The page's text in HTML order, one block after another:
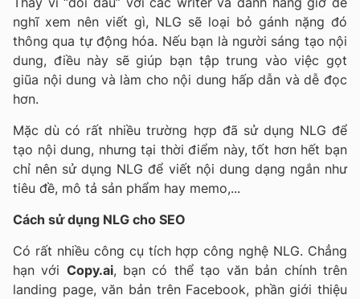
nghĩ xem nên viết gì, NLG sẽ loại bỏ gánh nặng đó
thông qua tự động hóa. Nếu bạn là người sáng tạo nội
dung, điều này sẽ giúp bạn tập trung vào việc gọt
giũa nội dung và làm cho nội dung hấp dẫn và dễ đọc
hơn.
Mặc dù có rất nhiều trường hợp đã sử dụng NLG để
tạo nội dung, nhưng tại thời điểm này, tốt hơn hết bạn
chỉ nên sử dụng NLG để viết nội dung dạng ngắn như
tiêu đề, mô tả sản phẩm hay memo,...
Cách sử dụng NLG cho SEO
Có rất nhiều công cụ tích hợp công nghệ NLG. Chẳng
hạn với Copy.ai, bạn có thể tạo văn bản chính trên
landing page, văn bản trên Facebook, phần giới thiệu